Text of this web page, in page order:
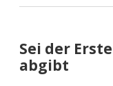
Sei der
abgibt